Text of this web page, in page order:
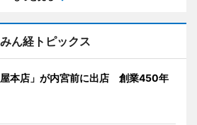
みん経トピックス
本店」が内宮前に出店 創業450年